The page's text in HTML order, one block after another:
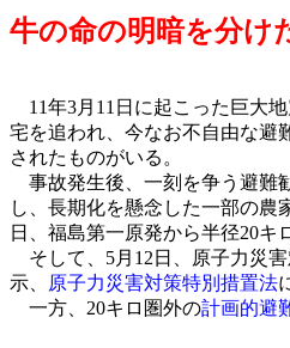
牛の命の明暗を分け
11年3月11日に起こった巨大
宅を追われ、今なお不自由な避
されたものがいる。
事故発生後、一刻を争う避難
し、長期化を懸念した一部の農
日、福島第一原発から半径20
そして、5月12日、原子力災
示、
原子力災害対策特別措置法
一方、20キロ圏外の計画的避